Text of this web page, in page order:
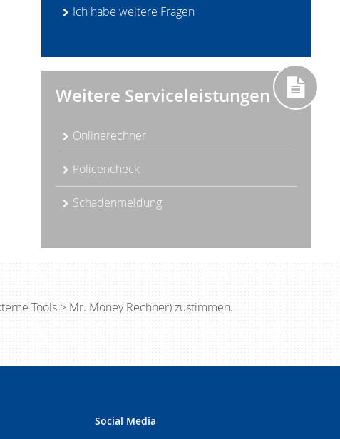
Ich habe weitere Fragen
Weitere Serviceleistungen
Onlinerechner
Policencheck
Schadenmeldung
Tools > Mr. Money Rechner) zustimmen.
Social Media